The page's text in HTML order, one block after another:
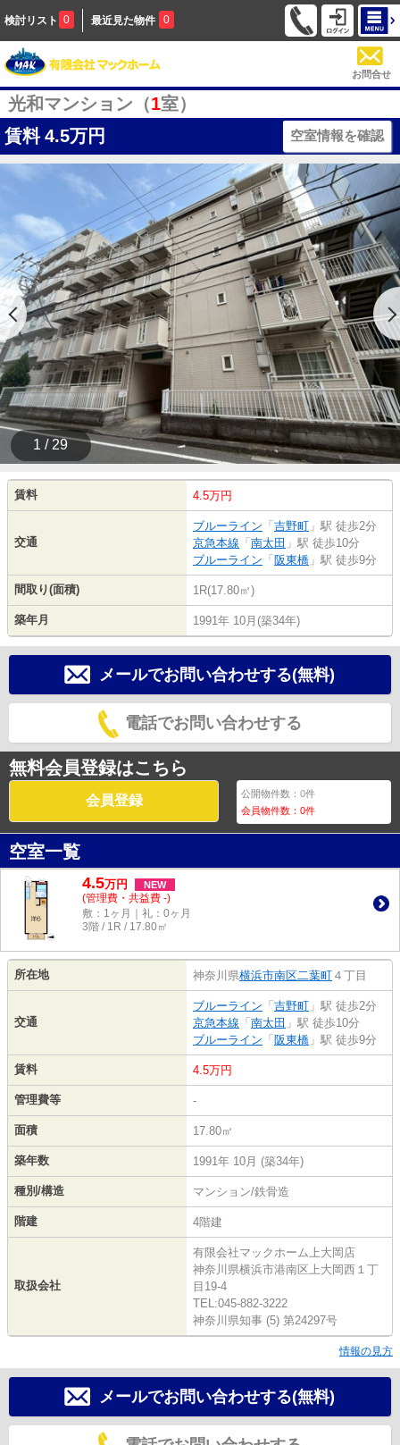
検討リスト 0 最近見た物件 0
お問合せ
光和マンション（1室）
賃料 4.5万円 空室情報を確認
1 / 29
賃料 4.5万円
交通
ブルーライン 「 吉野町 」駅 徒歩2分
京急本線 「 南太田 」駅 徒歩10分
ブルーライン 「 阪東橋 」駅 徒歩9分
間取り(面積) 1R(17.80㎡)
築年月 1991年 10月(築34年)
メールでお問い合わせする(無料)
電話でお問い合わせする
無料会員登録はこちら
会員登録 公開物件数：0件
会員物件数：0件
空室一覧
4.5万円 NEW
(管理費・共益費 -)
敷：1ヶ月｜礼：0ヶ月
3階 / 1R / 17.80㎡
所在地 神奈川県横浜市南区二葉町 ４丁目
交通
ブルーライン 「 吉野町 」駅 徒歩2分
京急本線 「 南太田 」駅 徒歩10分
ブルーライン 「 阪東橋 」駅 徒歩9分
賃料 4.5万円
管理費等 -
面積 17.80㎡
築年数 1991年 10月 (築34年)
種別/構造 マンション/鉄骨造
階建 4階建
取扱会社
有限会社マックホーム上大岡店
神奈川県横浜市港南区上大岡西１丁
目19-4
TEL:045-882-3222
神奈川県知事 (5) 第24297号
情報の見方
メールでお問い合わせする(無料)